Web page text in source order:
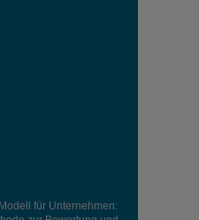
für Unternehmen: